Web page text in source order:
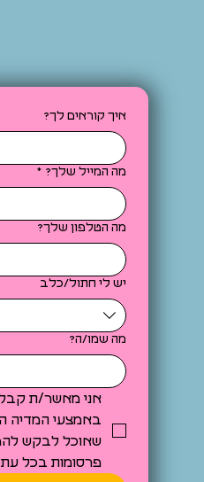
איך קוראים לך?
מה המייל שלך? *
מה הטלפון שלך?
יש לי חתול/כלב
מה שמו/ה?
פרסומות בכל עת